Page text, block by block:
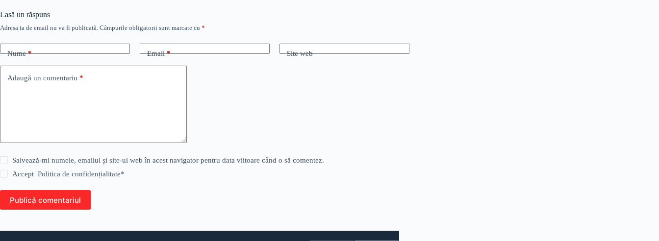
Lasă un răspuns
Adresa ta de email nu va fi publicată. Câmpurile obligatorii sunt marcate cu *
Nume* Email* Site web
Adaugă un comentariu *
Salvează-mi numele, emailul și site-ul web în acest navigator pentru data viitoare când o să comentez.
AcceptPolitica de confidențialitate*
Publică comentariul